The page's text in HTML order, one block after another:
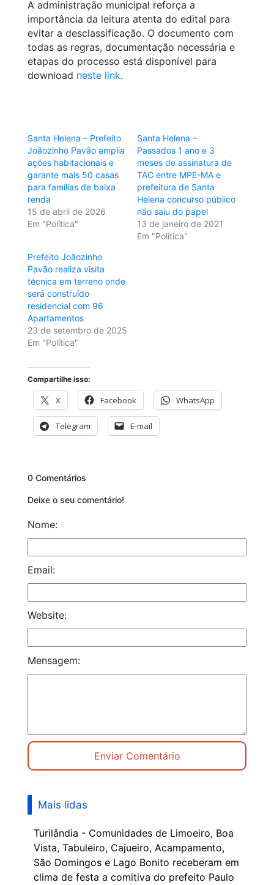
A administração municipal reforça a
importância da leitura atenta do edital para
evitar a desclassificação. O documento com
todas as regras, documentação necessária e
etapas do processo está disponível para
download neste link.
Santa Helena – Prefeito
Joãozinho Pavão amplia
ações habitacionais e
garante mais 50 casas
para famílias de baixa
renda
15 de abril de 2026
Em "Política"
Santa Helena –
Passados 1 ano e 3
meses de assinatura de
TAC entre MPE-MA e
prefeitura de Santa
Helena concurso público
não saiu do papel
13 de janeiro de 2021
Em "Política"
Prefeito Joãozinho
Pavão realiza visita
técnica em terreno onde
será construído
residencial com 96
Apartamentos
23 de setembro de 2025
Em "Política"
Compartilhe isso:
X Facebook WhatsApp
Telegram E-mail
0 Comentários
Deixe o seu comentário!
Nome:
Email:
Website:
Mensagem:
Mais lidas
Turilândia - Comunidades de Limoeiro, Boa
Vista, Tabuleiro, Cajueiro, Acampamento,
São Domingos e Lago Bonito receberam em
clima de festa a comitiva do prefeito Paulo